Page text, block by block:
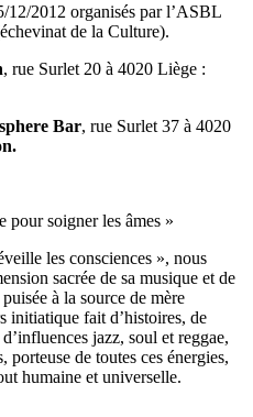
12/2012 organisés par l’ASBL
de la Culture).
, rue Surlet 20 à 4020 Liège :
Bar, rue Surlet 37 à 4020
pour soigner les âmes »
les consciences », nous
sacrée de sa musique et de
à la source de mère
initiatique fait d’histoires, de
jazz, soul et reggae,
porteuse de toutes ces énergies,
humaine et universelle.